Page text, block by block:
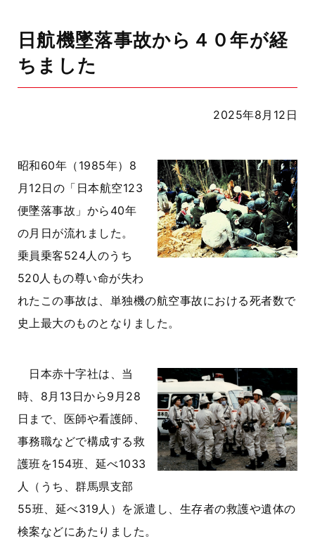
日航機墜落事故から４０年が経
ちました
2025年8月12日
昭和60年（1985年）8
月12日の「日本航空123
便墜落事故」から40年
の月日が流れました。
乗員乗客524人のうち
520人もの尊い命が失わ
れたこの事故は、単独機の航空事故における死者数で
史上最大のものとなりました。
日本赤十字社は、当
時、8月13日から9月28
日まで、医師や看護師、
事務職などで構成する救
護班を154班、延べ1033
人（うち、群馬県支部
55班、延べ319人）を派遣し、生存者の救護や遺体の
検案などにあたりました。